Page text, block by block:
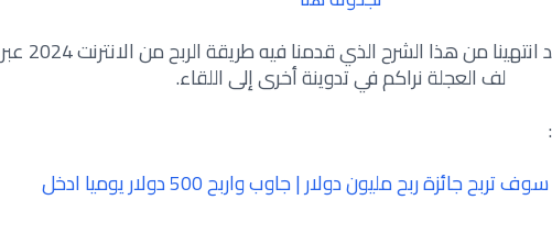
وإلى هنا نكون قد انتهينا من هذا الشرح الذي قدمنا فيه طريقة الربح من الانترنت 2024 عبر
لف العجلة نراكم في تدوينة أخرى إلى اللقاء.
:
مبروك وأخيرا سوف تربح جائزة ربح مليون دولار | جاوب واربح 500 دولار يوميا ادخل